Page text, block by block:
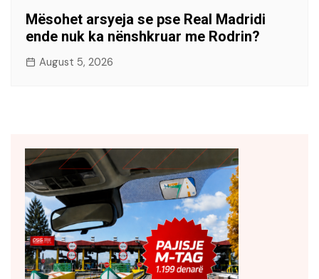
Mësohet arsyeja se pse Real Madridi
ende nuk ka nënshkruar me Rodrin?
August 5, 2026